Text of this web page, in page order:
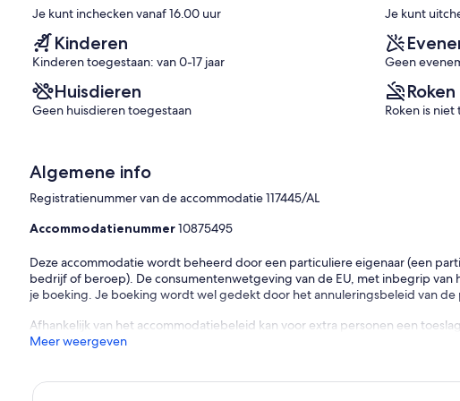
beoordelingen)
het
Santa
Luzia
(42
Je kunt inchecken vanaf 16.00 uur Je kunt
Kinderen
Kinderen toegestaan: van 0-17 jaar Geen
Huisdieren
Geen huisdieren toegestaan
Roken
Roken is
Algemene info
Registratienummer van de accommodatie 117445/AL
Accommodatienummer10875495
Deze accommodatie wordt beheerd door een particuliere eigenaar (een
bedrijf of beroep). De consumentenwetgeving van de EU, met inbegrip
je boeking. Je boeking wordt wel gedekt door het annuleringsbeleid van de
Afhankelijk van het accommodatiebeleid kan voor extra personen een
Meer weergeven